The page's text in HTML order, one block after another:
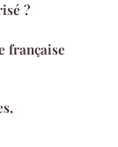
?
française